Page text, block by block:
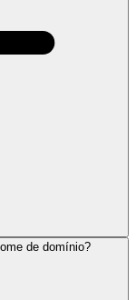
de domínio?